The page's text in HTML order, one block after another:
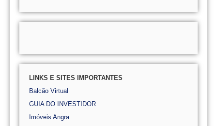
LINKS E SITES IMPORTANTES
Balcão Virtual
GUIA DO INVESTIDOR
Imóveis Angra